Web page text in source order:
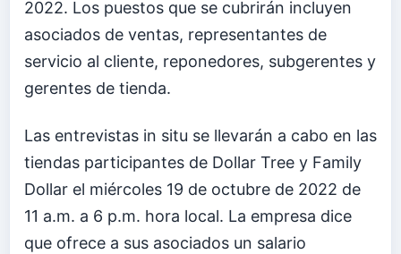
2022. Los puestos que se cubrirán incluyen
asociados de ventas, representantes de
servicio al cliente, reponedores, subgerentes y
gerentes de tienda.
Las entrevistas in situ se llevarán a cabo en las
tiendas participantes de Dollar Tree y Family
Dollar el miércoles 19 de octubre de 2022 de
11 a.m. a 6 p.m. hora local. La empresa dice
que ofrece a sus asociados un salario